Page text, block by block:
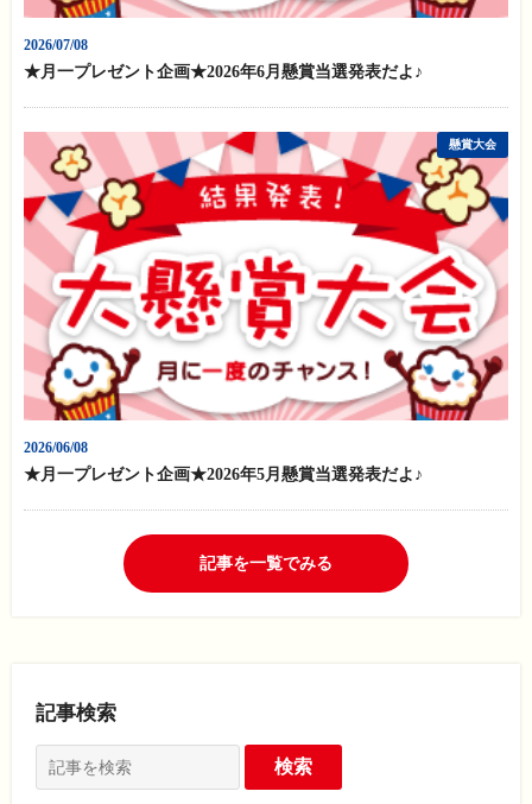
2026/07/08
★月一プレゼント企画★2026年6月懸賞当選発表だよ♪
2026/06/08
★月一プレゼント企画★2026年5月懸賞当選発表だよ♪
懸賞大会
記事を一覧でみる
記事検索